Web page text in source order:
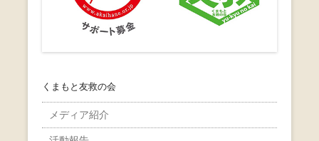
くまもと友救の会
メディア紹介